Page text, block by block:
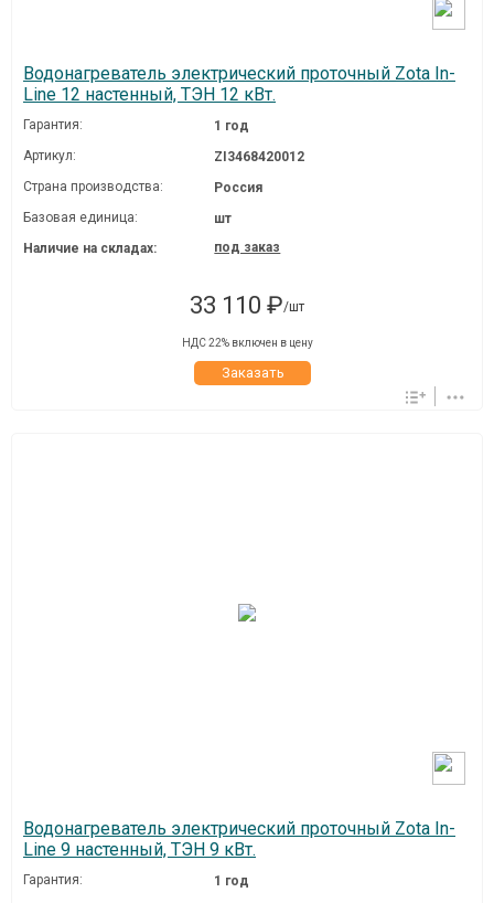
Водонагреватель электрический проточный Zota In-
Line 12 настенный, ТЭН 12 кВт.
Гарантия:
1 год
Артикул:
ZI3468420012
Страна производства:
Россия
Базовая единица:
шт
Наличие на складах:
под заказ
33 110 ₽/шт
НДС 22% включен в цену
Заказать
Водонагреватель электрический проточный Zota In-
Line 9 настенный, ТЭН 9 кВт.
Гарантия:
1 год